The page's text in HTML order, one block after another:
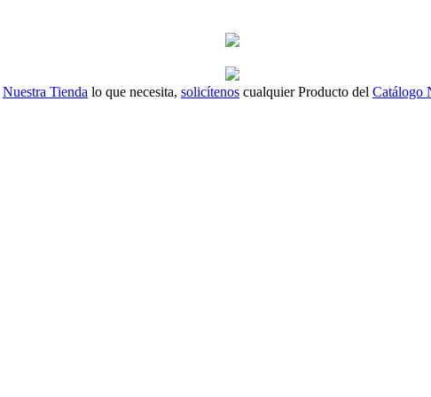
Nuestra Tienda lo que necesita, solicítenos cualquier Producto del Catálogo